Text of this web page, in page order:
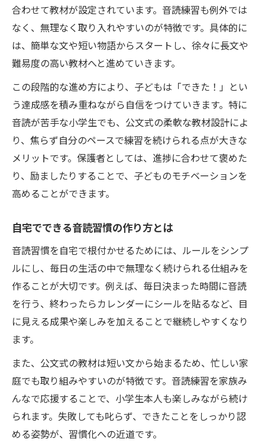
合わせて教材が設定されています。音読練習も例外では
なく、無理なく取り入れやすいのが特徴です。具体的に
は、簡単な文や短い物語からスタートし、徐々に長文や
難易度の高い教材へと進めていきます。
この段階的な進め方により、子どもは「できた！」とい
う達成感を積み重ねながら自信をつけていきます。特に
音読が苦手な小学生でも、公文式の柔軟な教材設計によ
り、焦らず自分のペースで練習を続けられる点が大きな
メリットです。保護者としては、進捗に合わせて褒めた
り、励ましたりすることで、子どものモチベーションを
高めることができます。
自宅でできる音読習慣の作り方とは
音読習慣を自宅で根付かせるためには、ルールをシンプ
ルにし、毎日の生活の中で無理なく続けられる仕組みを
作ることが大切です。例えば、毎日決まった時間に音読
を行う、終わったらカレンダーにシールを貼るなど、目
に見える成果や楽しみを加えることで継続しやすくなり
ます。
また、公文式の教材は短い文から始まるため、忙しい家
庭でも取り組みやすいのが特徴です。音読練習を家族み
んなで応援することで、小学生本人も楽しみながら続け
られます。失敗しても叱らず、できたことをしっかり認
める姿勢が、習慣化への近道です。